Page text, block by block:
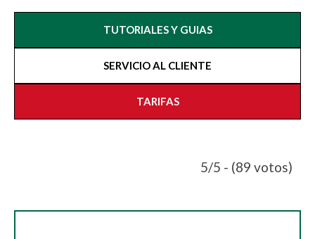
TUTORIALES Y GUIAS
SERVICIO AL CLIENTE
TARIFAS
5/5 - (89 votos)